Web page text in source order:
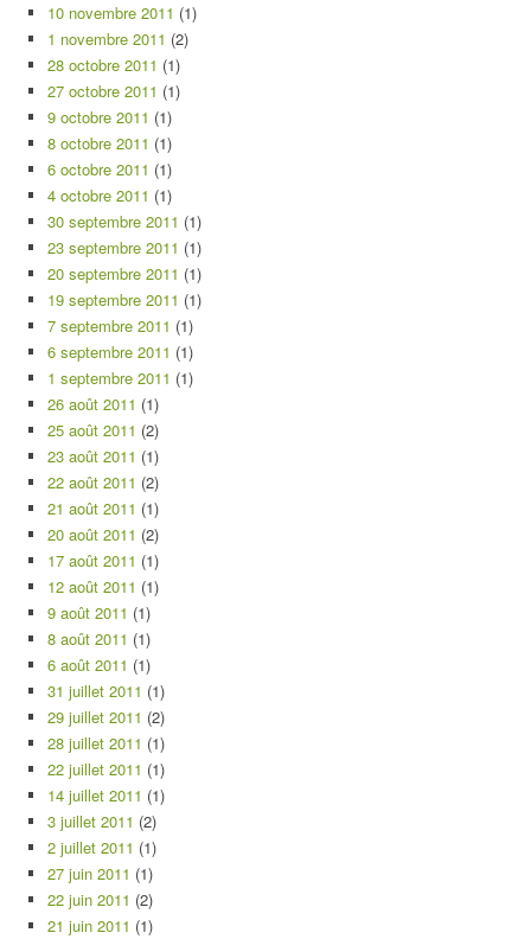
10 novembre 2011 (1)
1 novembre 2011 (2)
28 octobre 2011 (1)
27 octobre 2011 (1)
9 octobre 2011 (1)
8 octobre 2011 (1)
6 octobre 2011 (1)
4 octobre 2011 (1)
30 septembre 2011 (1)
23 septembre 2011 (1)
20 septembre 2011 (1)
19 septembre 2011 (1)
7 septembre 2011 (1)
6 septembre 2011 (1)
1 septembre 2011 (1)
26 août 2011 (1)
25 août 2011 (2)
23 août 2011 (1)
22 août 2011 (2)
21 août 2011 (1)
20 août 2011 (2)
17 août 2011 (1)
12 août 2011 (1)
9 août 2011 (1)
8 août 2011 (1)
6 août 2011 (1)
31 juillet 2011 (1)
29 juillet 2011 (2)
28 juillet 2011 (1)
22 juillet 2011 (1)
14 juillet 2011 (1)
3 juillet 2011 (2)
2 juillet 2011 (1)
27 juin 2011 (1)
22 juin 2011 (2)
21 juin 2011 (1)